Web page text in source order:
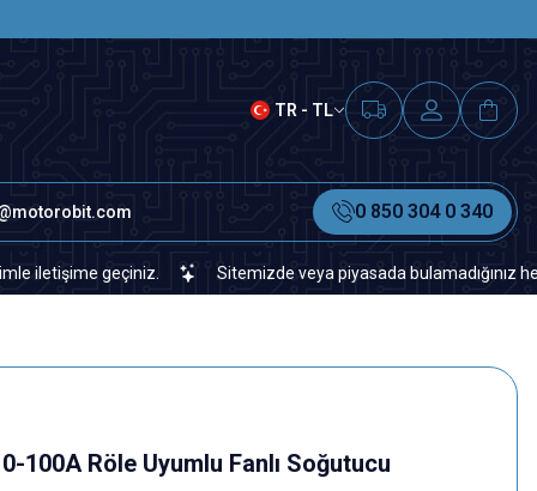
TR - TL
0 850 304 0 340
geçiniz. Sitemizde veya piyasada bulamadığınız her
100A Röle Uyumlu Fanlı Soğutucu